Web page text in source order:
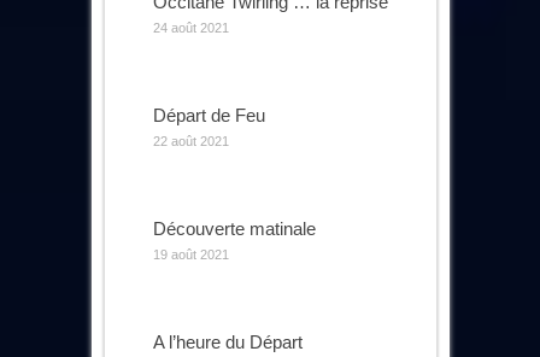
24 août 2021
Départ de Feu
22 août 2021
Découverte matinale
19 août 2021
A l’heure du Départ